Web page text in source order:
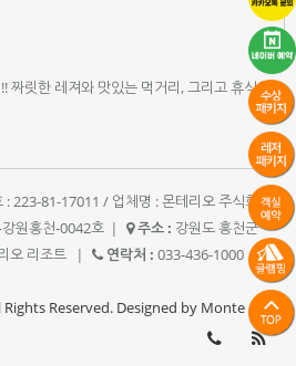
짜릿한 레져와 맛있는 먹거리, 그리고 휴식이
: 223-81-17011 / 업체명 : 몬테리오 주식회사
원홍천-0042호 | 주소 : 강원도 홍천군
오 리조트
| 연락처 : 033-436-1000
|
Reserved. Designed by Monte rio.